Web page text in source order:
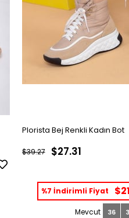
Plorista Bej Renkli Kadın Bot
$27.31
$39.27
%7 İndirimli Fiyat
36